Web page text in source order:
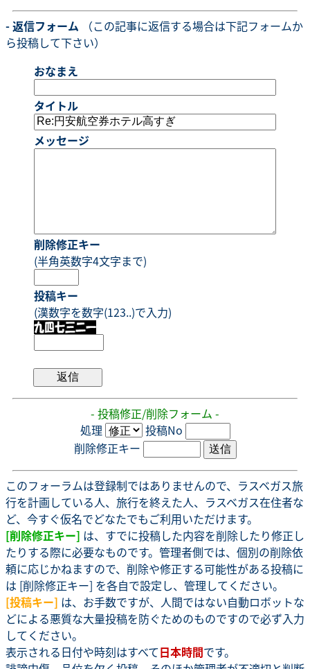
- 返信フォーム （この記事に返信する場合は下記フォームか
ら投稿して下さい）
おなまえ
タイトル
メッセージ
削除修正キー
(半角英数字4文字まで)
投稿キー
(漢数字を数字(123..)で入力)
- 投稿修正/削除フォーム -
処理
投稿No
削除修正キー
このフォーラムは登録制ではありませんので、ラスベガス旅
行を計画している人、旅行を終えた人、ラスベガス在住者な
ど、今すぐ仮名でどなたでもご利用いただけます。
[削除修正キー] は、すでに投稿した内容を削除したり修正し
たりする際に必要なものです。管理者側では、個別の削除依
頼に応じかねますので、削除や修正する可能性がある投稿に
は [削除修正キー] を各自で設定し、管理してください。
[投稿キー] は、お手数ですが、人間ではない自動ロボットな
どによる悪質な大量投稿を防ぐためのものですので必ず入力
してください。
表示される日付や時刻はすべて日本時間です。